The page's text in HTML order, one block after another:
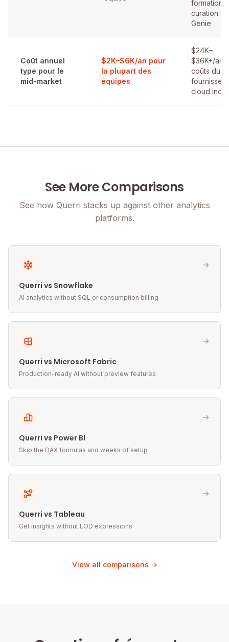
formation
curation de
Genie
Coût annuel
type pour le
mid-market
$2K–$6K/an pour
la plupart des
équipes
$24K–
$36K+/an,
coûts du
fournisseur
cloud
See More Comparisons
See how Querri stacks up against other analytics
platforms.
Querri vs Snowflake
AI analytics without SQL or consumption billing
Querri vs Microsoft Fabric
Production-ready AI without preview features
Querri vs Power BI
Skip the DAX formulas and weeks of setup
Querri vs Tableau
Get insights without LOD expressions
View all comparisons →